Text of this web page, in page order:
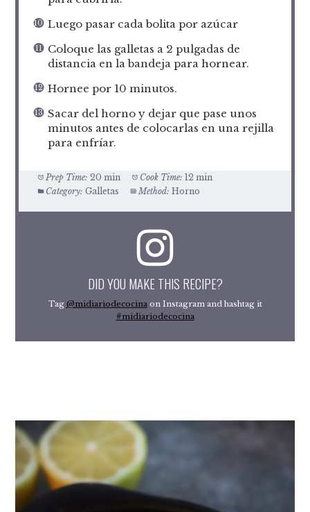
Luego pasar cada bolita por azúcar
Coloque las galletas a 2 pulgadas de
distancia en la bandeja para hornear.
Hornee por 10 minutos.
Sacar del horno y dejar que pase unos
minutos antes de colocarlas en una rejilla
para enfríar.
Prep Time: 20 min Cook Time: 12 min
Category: Galletas Method: Horno
DID YOU MAKE THIS RECIPE?
Tag @midiariodecocinaon Instagram and hashtag it
#midiariodecocina